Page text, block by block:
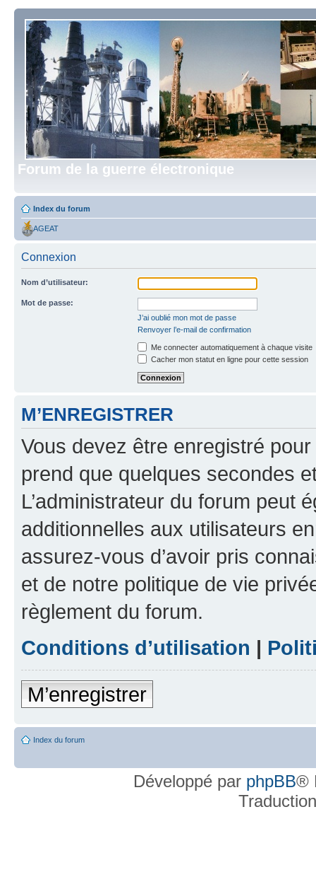
Forum de la guerre électronique
Index du forum
AGEAT
Connexion
Nom d’utilisateur:
Mot de passe:
J’ai oublié mon mot de passe
Renvoyer l’e-mail de confirmation
Me connecter automatiquement à chaque visite
Cacher mon statut en ligne pour cette session
M’ENREGISTRER
Vous devez être enregistré
prend que quelques secondes
L’administrateur du forum peut
additionnelles aux utilisateurs
assurez-vous d’avoir pris
et de notre politique de vie
règlement du forum.
Conditions d’utilisation |
M’enregistrer
Index du forum
Développé par phpBB®